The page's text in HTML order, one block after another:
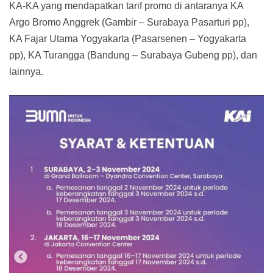
KA-KA yang mendapatkan tarif promo di antaranya KA
Argo Bromo Anggrek (Gambir – Surabaya Pasarturi pp),
KA Fajar Utama Yogyakarta (Pasarsenen – Yogyakarta
pp), KA Turangga (Bandung – Surabaya Gubeng pp), dan
lainnya.